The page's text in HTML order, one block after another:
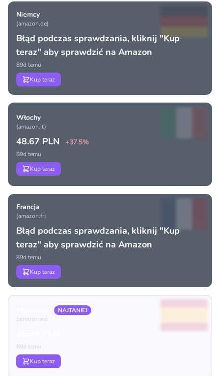
Niemcy
(amazon.de)
Błąd podczas sprawdzania, kliknij "Kup
teraz" aby sprawdzić na Amazon
89d temu
Kup teraz
Włochy
(amazon.it)
48.67 PLN +37.5%
89d temu
Kup teraz
Francja
(amazon.fr)
Błąd podczas sprawdzania, kliknij "Kup
teraz" aby sprawdzić na Amazon
89d temu
Kup teraz
NAJTANIEJ
(amazon.es)
89d temu
Kup teraz